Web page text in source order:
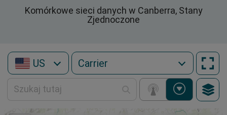
Komórkowe sieci danych w Canberra, Stany
Zjednoczone
US